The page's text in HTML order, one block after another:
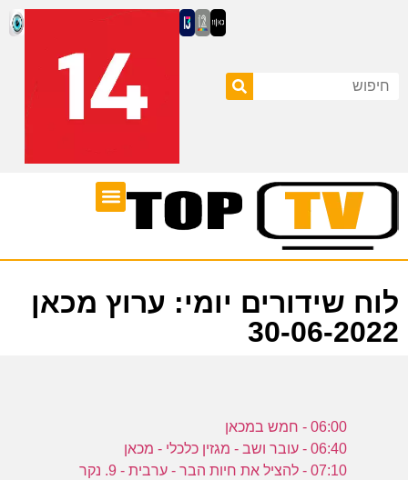
לוח שידורים יומי: ערוץ מכאן
30-06-2022
06:00 - חמש במכאן
06:40 - עובר ושב - מגזין כלכלי - מכאן
07:10 - להציל את חיות הבר - ערבית - 9. נקר